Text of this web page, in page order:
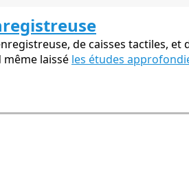
de caisses tactiles,
même laissé les études